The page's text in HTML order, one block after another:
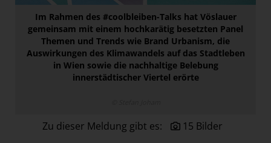
Raisin
section.d
Swiss Life Select
Unibail-Rodamco-Westfield
Im Rahmen des #coolbleiben-Talks hat Vöslauer
gemeinsam mit einem hochkarätig besetzten Panel
Themen und Trends wie Brand Urbanism, die
Auswirkungen des Klimawandels auf das Stadtleben
in Wien sowie die nachhaltige Belebung
innerstädtischer Viertel erörte
Zu dieser Meldung gibt es: 15 Bilder